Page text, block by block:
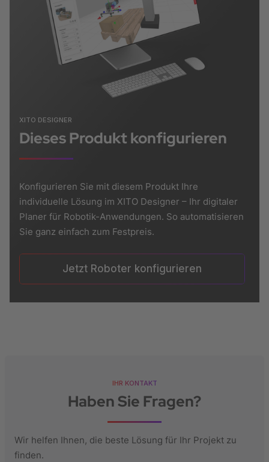
XITO DESIGNER
Dieses Produkt konfigurieren
Konfigurieren Sie mit diesem Produkt Ihre
individuelle Lösung im XITO Designer – Ihr digitaler
Planer für Robotik-Anwendungen. So automatisieren
Sie ganz einfach zum Festpreis.
Jetzt Roboter konfigurieren
IHR KONTAKT
Haben Sie Fragen?
Wir helfen Ihnen, die beste Lösung für Ihr Projekt zu
finden.